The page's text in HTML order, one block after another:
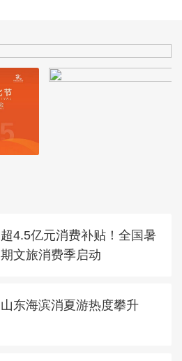
超4.5亿元消费补贴！全国暑
期文旅消费季启动
山东海滨消夏游热度攀升